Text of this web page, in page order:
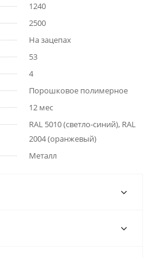
1240
2500
На зацепах
53
4
Порошковое полимерное
12 мес
RAL 5010 (светло-синий), RAL
2004 (оранжевый)
Металл